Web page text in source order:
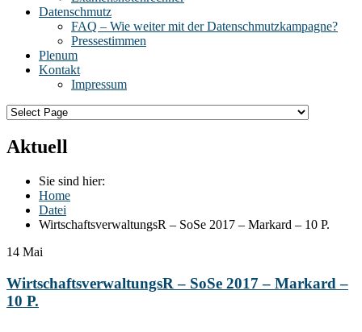
Datenschmutz
FAQ – Wie weiter mit der Datenschmutzkampagne?
Pressestimmen
Plenum
Kontakt
Impressum
Aktuell
Sie sind hier:
Home
Datei
WirtschaftsverwaltungsR – SoSe 2017 – Markard – 10 P.
14 Mai
WirtschaftsverwaltungsR – SoSe 2017 – Markard –
10 P.